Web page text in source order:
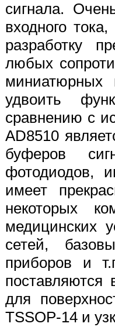
сигнала.
входного
разработку
любых
миниатюрных
удвоить
сравнению с
AD8510
буферов
фотодиодов,
имеет
некоторых
медицинских
сетей,
приборов и
для
TSSOP-14 и